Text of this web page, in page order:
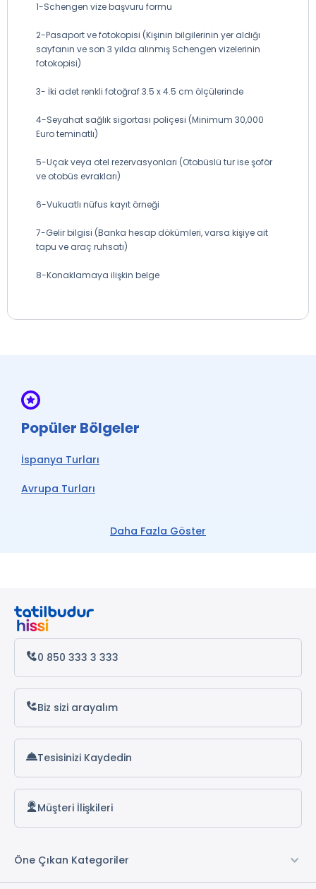
1-Schengen vize başvuru formu
2-Pasaport ve fotokopisi (Kişinin bilgilerinin yer aldığı
sayfanın ve son 3 yılda alınmış Schengen vizelerinin
fotokopisi)
3- İki adet renkli fotoğraf 3.5 x 4.5 cm ölçülerinde
4-Seyahat sağlık sigortası poliçesi (Minimum 30,000
Euro teminatlı)
5-Uçak veya otel rezervasyonları (Otobüslü tur ise şoför
ve otobüs evrakları)
6-Vukuatlı nüfus kayıt örneği
7-Gelir bilgisi (Banka hesap dökümleri, varsa kişiye ait
tapu ve araç ruhsatı)
8-Konaklamaya ilişkin belge
Daha Fazla Göster
Popüler Bölgeler
İspanya Turları
Avrupa Turları
0 850 333 3 333
Biz sizi arayalım
Tesisinizi Kaydedin
Müşteri İlişkileri
Öne Çıkan Kategoriler